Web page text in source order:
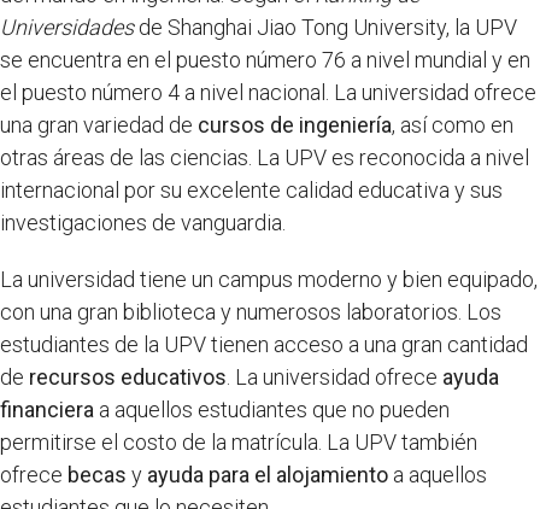
Universidadesde Shanghai Jiao Tong University, la UPV
se encuentra en el puesto número 76 a nivel mundial y en
el puesto número 4 a nivel nacional. La universidad ofrece
una gran variedad de cursos de ingeniería, así como en
otras áreas de las ciencias. La UPV es reconocida a nivel
internacional por su excelente calidad educativa y sus
investigaciones de vanguardia.
La universidad tiene un campus moderno y bien equipado,
con una gran biblioteca y numerosos laboratorios. Los
estudiantes de la UPV tienen acceso a una gran cantidad
de recursos educativos . La universidad ofrece ayuda
financiera a aquellos estudiantes que no pueden
permitirse el costo de la matrícula. La UPV también
ofrece becas y ayuda para el alojamiento a aquellos